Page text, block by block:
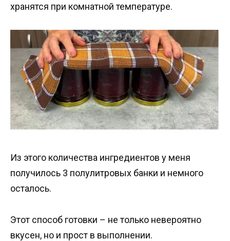
хранятся при комнатной температуре.
Из этого количества ингредиентов у меня
получилось 3 полулитровых банки и немного
осталось.
Этот способ готовки – не только невероятно
вкусен, но и прост в выполнении.